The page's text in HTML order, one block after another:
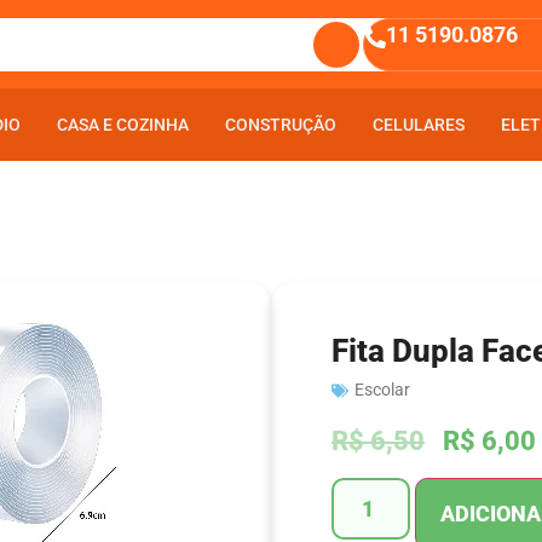
11 5190.0876
CASA E COZINHA CONSTRUÇÃO CELULARES
CASA E COZINHA CONSTRUÇÃO CELULARES
Fita Dupla
Escolar
R$6,50 R$ 6,00